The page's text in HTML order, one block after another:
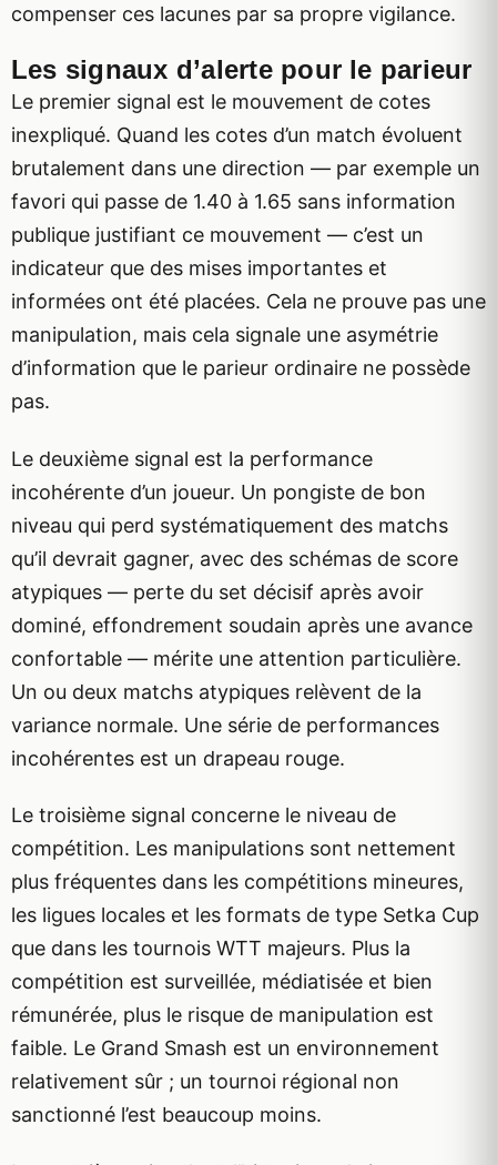
compenser ces lacunes par sa propre vigilance.
Les signaux d’alerte pour le parieur
Le premier signal est le mouvement de cotes
inexpliqué. Quand les cotes d’un match évoluent
brutalement dans une direction — par exemple un
favori qui passe de 1.40 à 1.65 sans information
publique justifiant ce mouvement — c’est un
indicateur que des mises importantes et
informées ont été placées. Cela ne prouve pas une
manipulation, mais cela signale une asymétrie
d’information que le parieur ordinaire ne possède
pas.
Le deuxième signal est la performance
incohérente d’un joueur. Un pongiste de bon
niveau qui perd systématiquement des matchs
qu’il devrait gagner, avec des schémas de score
atypiques — perte du set décisif après avoir
dominé, effondrement soudain après une avance
confortable — mérite une attention particulière.
Un ou deux matchs atypiques relèvent de la
variance normale. Une série de performances
incohérentes est un drapeau rouge.
Le troisième signal concerne le niveau de
compétition. Les manipulations sont nettement
plus fréquentes dans les compétitions mineures,
les ligues locales et les formats de type Setka Cup
que dans les tournois WTT majeurs. Plus la
compétition est surveillée, médiatisée et bien
rémunérée, plus le risque de manipulation est
faible. Le Grand Smash est un environnement
relativement sûr ; un tournoi régional non
sanctionné l’est beaucoup moins.